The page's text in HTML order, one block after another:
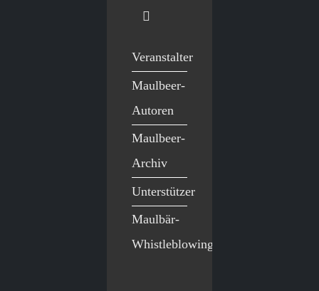
Veranstalter
Maulbeer-
Autoren
Maulbeer-
Archiv
Unterstützer
Maulbär-
Whistleblowing